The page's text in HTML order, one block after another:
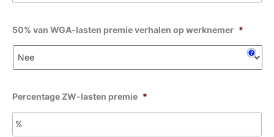
50% van WGA-lasten premie verhalen op werknemer *
Percentage ZW-lasten premie *